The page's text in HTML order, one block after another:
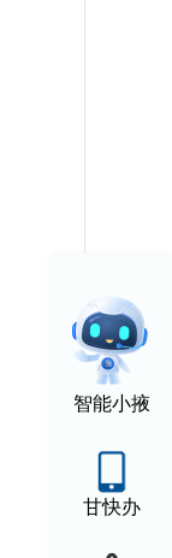
智能小掖
甘快办